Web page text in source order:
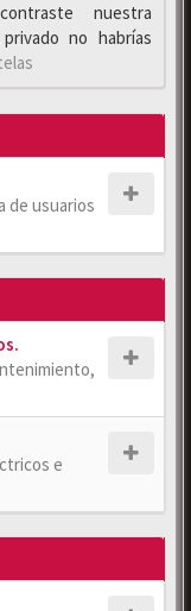
nuestra
no habrías
de usuarios
e